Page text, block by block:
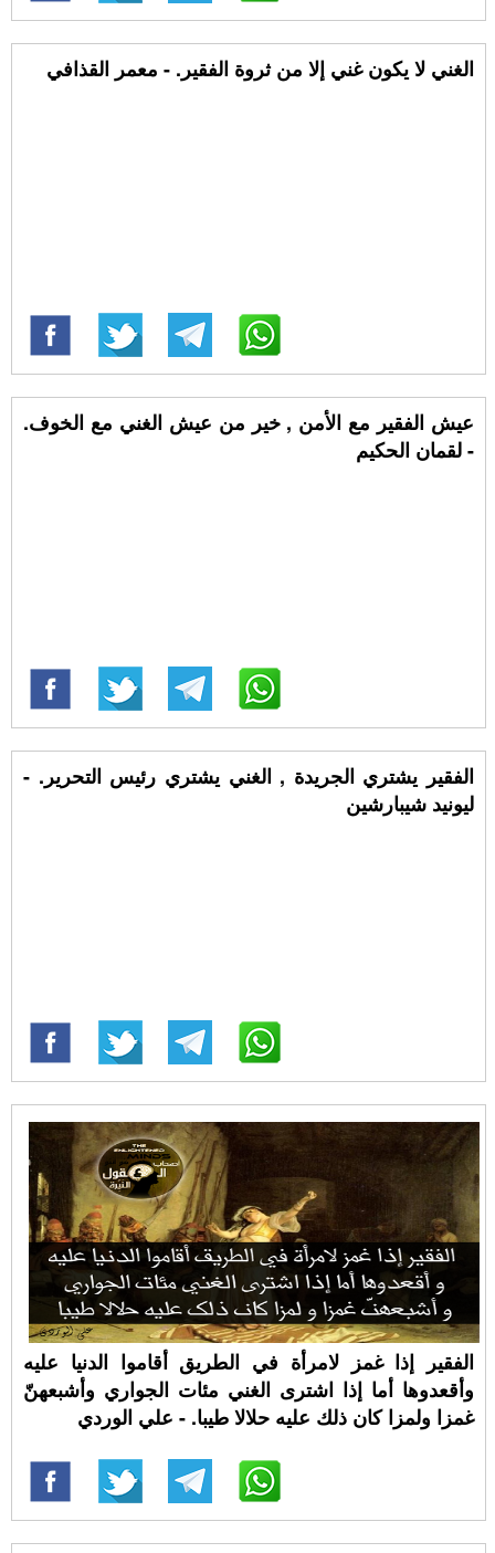
الغني لا يكون غني إلا من ثروة الفقير. - معمر القذافي
عيش الفقير مع الأمن , خير من عيش الغني مع الخوف.
- لقمان الحكيم
الفقير يشتري الجريدة , الغني يشتري رئيس التحرير. -
ليونيد شيبارشين
الفقير إذا غمز لامرأة في الطريق أقاموا الدنيا عليه
وأقعدوها أما إذا اشترى الغني مئات الجواري وأشبعهنّ
غمزا ولمزا كان ذلك عليه حلالا طيبا. - علي الوردي